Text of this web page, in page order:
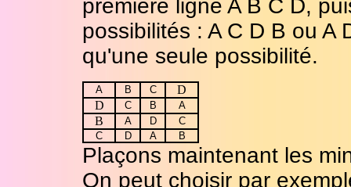
première ligne A B C D,
possibilités : A C D B ou A
qu'une seule possibilité.
A B C
D
D
C B A
B A D
C
C
D A B
Plaçons maintenant les
On peut choisir par